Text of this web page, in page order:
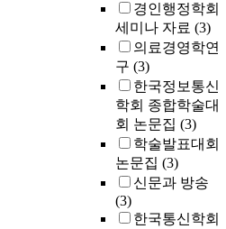
경인행정학회
세미나 자료 (3)
의료경영학연
구 (3)
한국정보통신
학회 종합학술대
회 논문집 (3)
학술발표대회
논문집 (3)
신문과 방송
(3)
한국통신학회